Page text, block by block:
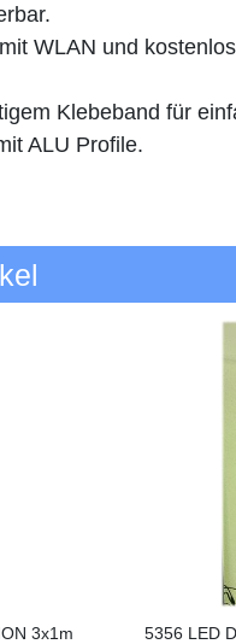
WLAN und
Klebeband für
ALU Profile.
3x1m
5356 LED